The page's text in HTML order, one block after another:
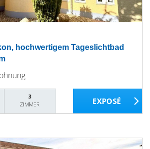
hochwertigem Tageslichtbad
3
ZIMMER